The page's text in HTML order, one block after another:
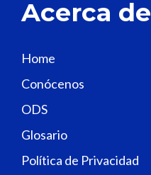
h
f
i
e
d
b
Acerca de
Home
Conócenos
ODS
Glosario
Política de Privacidad